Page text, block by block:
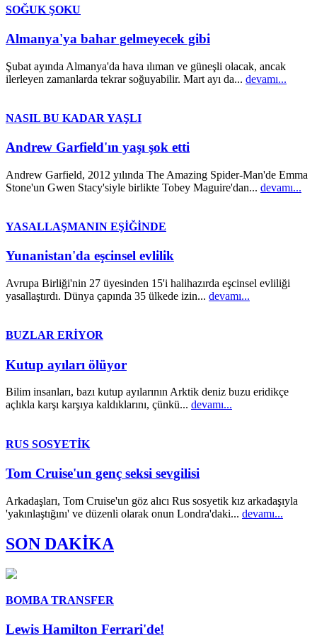
SOĞUK ŞOKU
Almanya'ya bahar gelmeyecek gibi
Şubat ayında Almanya'da hava ılıman ve güneşli olacak, ancak
ilerleyen zamanlarda tekrar soğuyabilir. Mart ayı da... devamı...
NASIL BU KADAR YAŞLI
Andrew Garfield'ın yaşı şok etti
Andrew Garfield, 2012 yılında The Amazing Spider-Man'de Emma
Stone'un Gwen Stacy'siyle birlikte Tobey Maguire'dan... devamı...
YASALLAŞMANIN EŞİĞİNDE
Yunanistan'da eşcinsel evlilik
Avrupa Birliği'nin 27 üyesinden 15'i halihazırda eşcinsel evliliği
yasallaştırdı. Dünya çapında 35 ülkede izin... devamı...
BUZLAR ERİYOR
Kutup ayıları ölüyor
Bilim insanları, bazı kutup ayılarının Arktik deniz buzu eridikçe
açlıkla karşı karşıya kaldıklarını, çünkü... devamı...
RUS SOSYETİK
Tom Cruise'un genç seksi sevgilisi
Arkadaşları, Tom Cruise'un göz alıcı Rus sosyetik kız arkadaşıyla
'yakınlaştığını' ve düzenli olarak onun Londra'daki... devamı...
SON DAKİKA
BOMBA TRANSFER
Lewis Hamilton Ferrari'de!